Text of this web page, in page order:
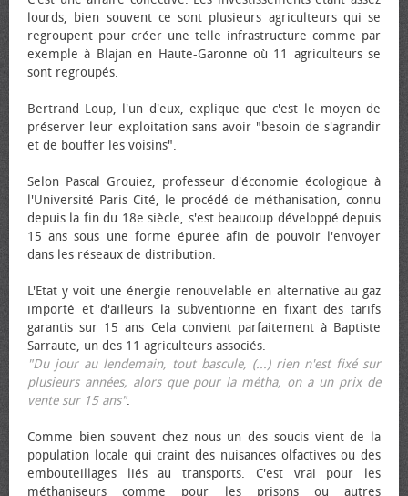
lourds, bien souvent ce sont plusieurs agriculteurs qui se
regroupent pour créer une telle infrastructure comme par
exemple à Blajan en Haute-Garonne où 11 agriculteurs se
sont regroupés.
Bertrand Loup, l'un d'eux, explique que c'est le moyen de
préserver leur exploitation sans avoir "besoin de s'agrandir
et de bouffer les voisins".
Selon Pascal Grouiez, professeur d'économie écologique à
l'Université Paris Cité, le procédé de méthanisation, connu
depuis la fin du 18e siècle, s'est beaucoup développé depuis
15 ans sous une forme épurée afin de pouvoir l'envoyer
dans les réseaux de distribution.
L'Etat y voit une énergie renouvelable en alternative au gaz
importé et d'ailleurs la subventionne en fixant des tarifs
garantis sur 15 ans Cela convient parfaitement à Baptiste
Sarraute, un des 11 agriculteurs associés.
"Du jour au lendemain, tout bascule, (...) rien n'est fixé sur
plusieurs années, alors que pour la métha, on a un prix de
vente sur 15 ans".
Comme bien souvent chez nous un des soucis vient de la
population locale qui craint des nuisances olfactives ou des
embouteillages liés au transports. C'est vrai pour les
méthaniseurs comme pour les prisons ou autres